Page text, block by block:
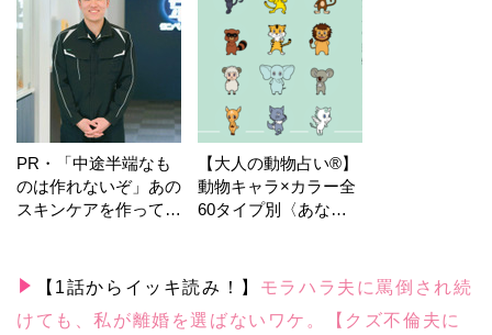
PR・「中途半端なも
のは作れないぞ」あの
スキンケアを作ってい
【大人の動物占い®】
動物キャラ×カラー全
60タイプ別〈あなた
【1話からイッキ読み！】 モラハラ夫に罵倒され続
けても、私が離婚を選ばないワケ。【クズ不倫夫に